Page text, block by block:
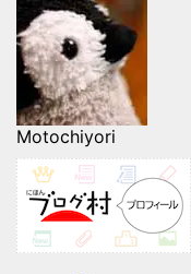
Motochiyori